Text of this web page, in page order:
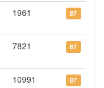
1961 87
7821 87
10991 87